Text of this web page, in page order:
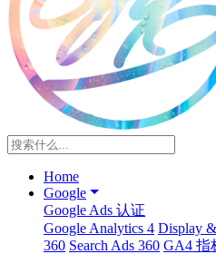
Home
Google
Google Ads 认证
Google Analytics 4 Display
360 Search Ads 360 GA4 指